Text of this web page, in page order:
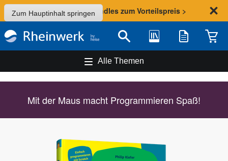
Zum Hauptinhalt springen
Sommer-Aktion: Bundles zum Vorteilspreis >
Suche Bibliothek Merkliste
Alle Themen
Mit der Maus macht Programmieren Spaß!